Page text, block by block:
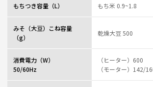
もちつき容量（L） もち米 0.9~1.8
みそ（大豆）こね容量
（g）
乾燥大豆 500
消費電力（W）
50/60Hz
（ヒーター）600
（モーター）142/